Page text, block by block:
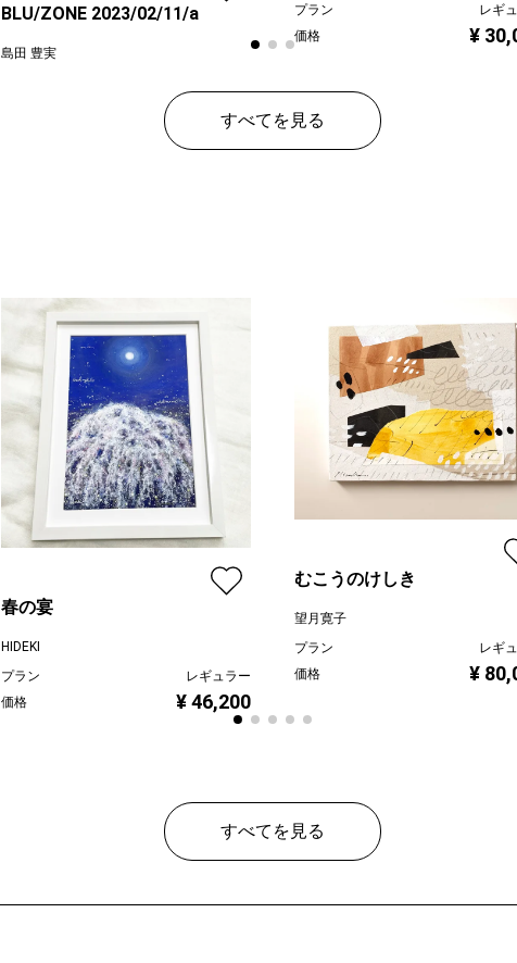
BLU/ZONE 2023/02/11/a
島田 豊実
¥ 150,000
プラン
レギ
価格
¥
すべてを見る
春の宴
HIDEKI
プラン
レギュラー
価格
¥ 46,200
むこうのけしき
望月寛子
プラン
レギ
価格
¥
すべてを見る